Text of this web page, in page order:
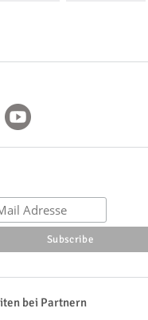
bei Partnern